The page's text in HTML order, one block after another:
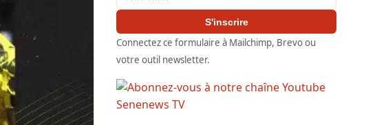
S'inscrire
Connectez ce formulaire à Mailchimp, Brevo ou
votre outil newsletter.